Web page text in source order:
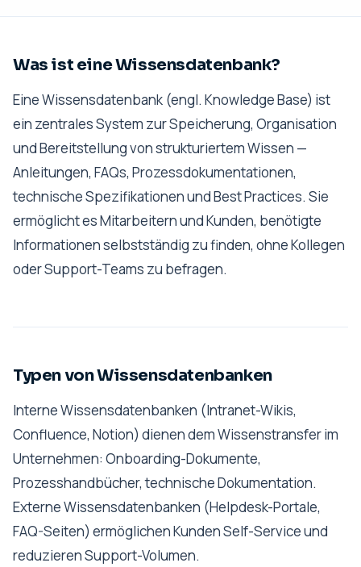
Was ist eine Wissensdatenbank?
Eine Wissensdatenbank (engl. Knowledge Base) ist
ein zentrales System zur Speicherung, Organisation
und Bereitstellung von strukturiertem Wissen —
Anleitungen, FAQs, Prozessdokumentationen,
technische Spezifikationen und Best Practices. Sie
ermöglicht es Mitarbeitern und Kunden, benötigte
Informationen selbstständig zu finden, ohne Kollegen
oder Support-Teams zu befragen.
Typen von Wissensdatenbanken
Interne Wissensdatenbanken (Intranet-Wikis,
Confluence, Notion) dienen dem Wissenstransfer im
Unternehmen: Onboarding-Dokumente,
Prozesshandbücher, technische Dokumentation.
Externe Wissensdatenbanken (Helpdesk-Portale,
FAQ-Seiten) ermöglichen Kunden Self-Service und
reduzieren Support-Volumen.